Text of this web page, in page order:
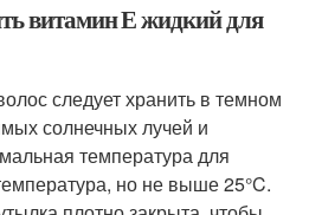
витамин Е жидкий для
следует хранить в темном
солнечных лучей и
температура для
но не выше 25°C.